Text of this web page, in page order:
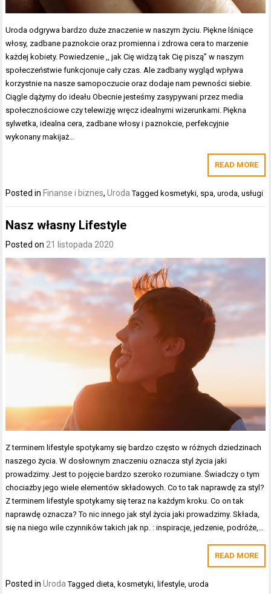
Uroda odgrywa bardzo duże znaczenie w naszym życiu. Piękne lśniące
włosy, zadbane paznokcie oraz promienna i zdrowa cera to marzenie
każdej kobiety. Powiedzenie ,, jak Cię widzą tak Cię piszą” w naszym
społeczeństwie funkcjonuje cały czas. Ale zadbany wygląd wpływa
korzystnie na nasze samopoczucie oraz dodaje nam pewności siebie.
Ciągle dążymy do ideału Obecnie jesteśmy zasypywani przez media
społecznościowe czy telewizję wręcz idealnymi wizerunkami. Piękna
sylwetka, idealna cera, zadbane włosy i paznokcie, perfekcyjnie
wykonany makijaż…
READ MORE
Posted in Finanse i biznes,Uroda Tagged kosmetyki spa ,uroda ,usługi
Nasz własny Lifestyle
Posted on21 listopada 2020
Z terminem lifestyle spotykamy się bardzo często w różnych dziedzinach
naszego życia. W dosłownym znaczeniu oznacza styl życia jaki
prowadzimy. Jest to pojęcie bardzo szeroko rozumiane. Świadczy o tym
chociażby jego wiele elementów składowych. Co to tak naprawdę za styl?
Z terminem lifestyle spotykamy się teraz na każdym kroku. Co on tak
naprawdę oznacza? To nic innego jak styl życia jaki prowadzimy. Składa,
się na niego wile czynników takich jak np. : inspiracje, jedzenie, podróże,…
READ MORE
Posted inUroda Taggeddieta, kosmetyki, lifestyle,uroda